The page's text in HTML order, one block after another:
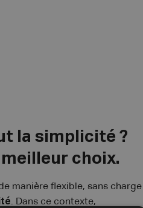
la simplicité ?
choix.
manière flexible, sans charge
. Dans ce contexte,